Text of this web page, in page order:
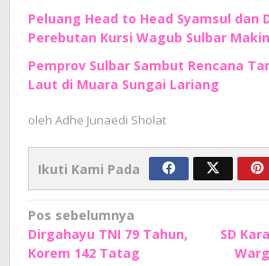
Peluang Head to Head Syamsul dan
Perebutan Kursi Wagub Sulbar
Pemprov Sulbar Sambut Rencana
Laut di Muara Sungai Lariang
oleh Adhe Junaedi Sholat
Ikuti Kami Pada
Navigasi
pos
Pos sebelumnya
Dirgahayu TNI 79 Tahun,
Korem 142 Tatag
SD